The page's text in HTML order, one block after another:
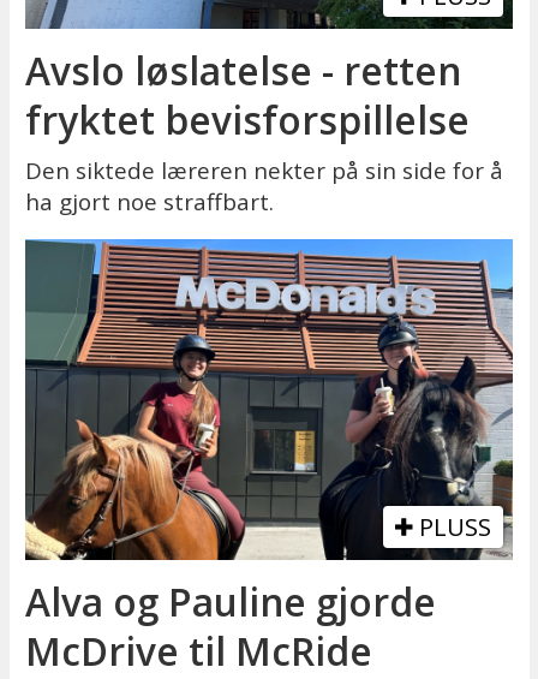
Avslo løslatelse - retten
fryktet bevisforspillelse
Den siktede læreren nekter på sin side for å
ha gjort noe straffbart.
PLUSS
Alva og Pauline gjorde
McDrive til McRide